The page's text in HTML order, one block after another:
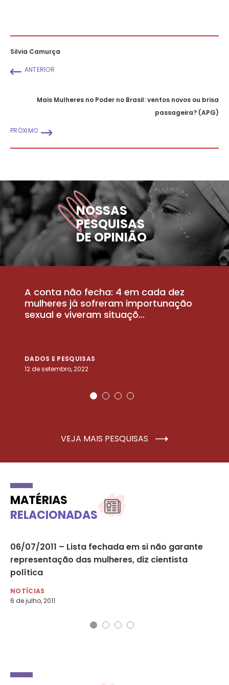
Silvia Camurça
ANTERIOR
Mais Mulheres no Poder no Brasil: ventos novos ou brisa
passageira? (APG)
PRÓXIMO
NOSSAS
PESQUISAS
DE OPINIÃO
A conta não fecha: 4 em cada dez
mulheres já sofreram importunação
sexual e viveram situaçõ...
DADOS E PESQUISAS
12 de setembro, 2022
VEJA MAIS PESQUISAS
MATÉRIAS
RELACIONADAS
06/07/2011 – Lista fechada em si não garante
representação das mulheres, diz cientista
política
NOTÍCIAS
6 de julho, 2011